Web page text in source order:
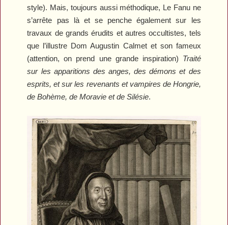
style). Mais, toujours aussi méthodique, Le Fanu ne
s’arrête pas là et se penche également sur les
travaux de grands érudits et autres occultistes, tels
que l’illustre Dom Augustin Calmet et son fameux
(attention, on prend une grande inspiration) Traité
sur les apparitions des anges, des démons et des
esprits, et sur les revenants et vampires de Hongrie,
de Bohème, de Moravie et de Silésie.